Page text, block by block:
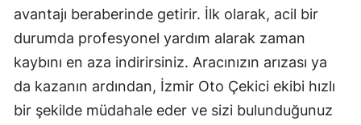
Iğdır
Yalova
Kilis
avantajı beraberinde getirir. İlk olarak, acil bir
durumda profesyonel yardım alarak zaman
kaybını en aza indirirsiniz. Aracınızın arızası ya
da kazanın ardından, İzmir Oto Çekici ekibi hızlı
bir şekilde müdahale eder ve sizi bulunduğunuz